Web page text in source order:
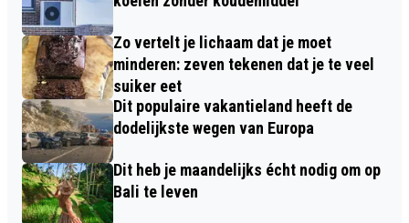
Zo vertelt je lichaam dat je moet
minderen: zeven tekenen dat je te veel
suiker eet
Dit populaire vakantieland heeft de
dodelijkste wegen van Europa
Dit heb je maandelijks écht nodig om op
Bali te leven